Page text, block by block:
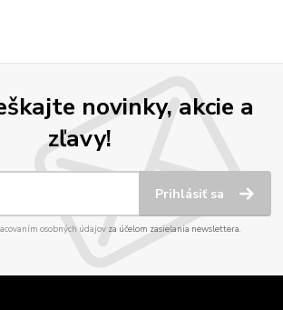
novinky, akcie a
zľavy!
Prihlásiť sa
osobných údajov za účelom zasielania newslettera.